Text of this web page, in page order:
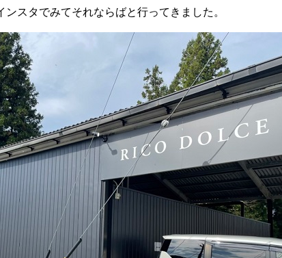
スタでみてそれならばと行ってきました。